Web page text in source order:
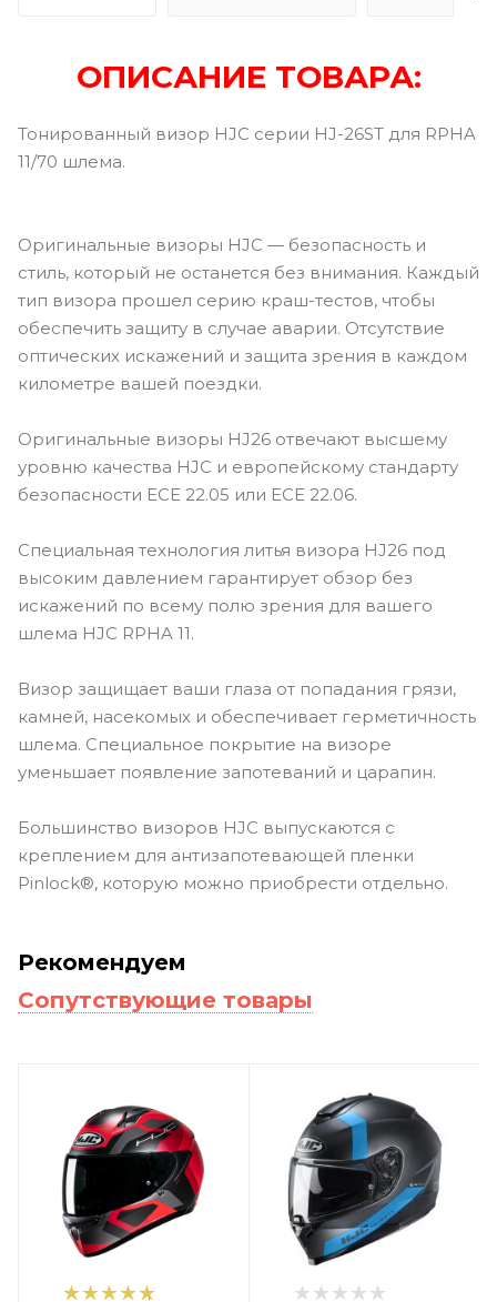
ОПИСАНИЕ ТОВАРА:
Тонированный визор HJC серии HJ-26ST для RPHA
11/70 шлема.
Оригинальные визоры HJC — безопасность и
стиль, который не останется без внимания. Каждый
тип визора прошел серию краш-тестов, чтобы
обеспечить защиту в случае аварии. Отсутствие
оптических искажений и защита зрения в каждом
километре вашей поездки.
Оригинальные визоры HJ26 отвечают высшему
уровню качества HJC и европейскому стандарту
безопасности ECE 22.05 или ECE 22.06.
Специальная технология литья визора HJ26 под
высоким давлением гарантирует обзор без
искажений по всему полю зрения для вашего
шлема HJC RPHA 11.
Визор защищает ваши глаза от попадания грязи,
камней, насекомых и обеспечивает герметичность
шлема. Специальное покрытие на визоре
уменьшает появление запотеваний и царапин.
Большинство визоров HJC выпускаются с
креплением для антизапотевающей пленки
Pinlock®, которую можно приобрести отдельно.
Рекомендуем
Сопутствующие товары
1